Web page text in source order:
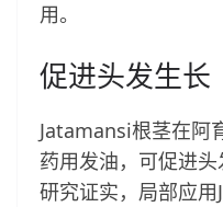
用。
促进头发生长
Jatamansi根茎在阿
药用发油，可促进
研究证实，局部应